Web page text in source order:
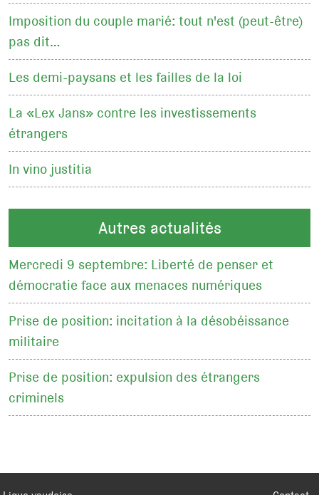
Imposition du couple marié: tout n'est (peut-être)
pas dit…
Les demi-paysans et les failles de la loi
La «Lex Jans» contre les investissements
étrangers
In vino justitia
Autres actualités
Mercredi 9 septembre: Liberté de penser et
démocratie face aux menaces numériques
Prise de position: incitation à la désobéissance
militaire
Prise de position: expulsion des étrangers
criminels